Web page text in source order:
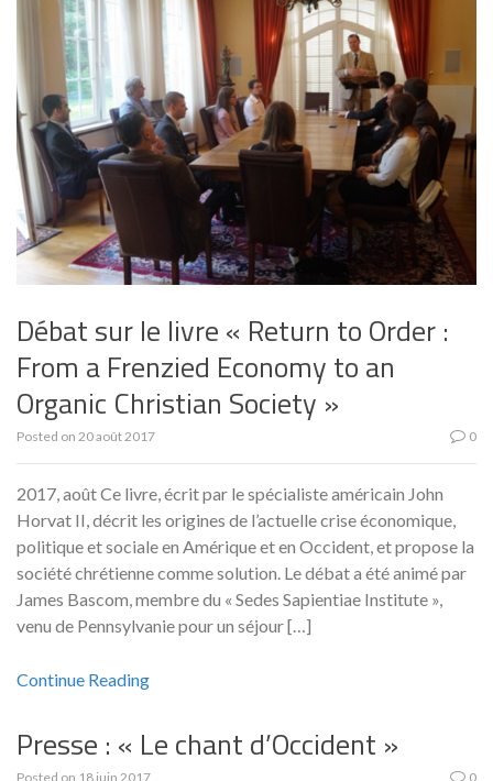
Débat sur le livre « Return to Order :
From a Frenzied Economy to an
Organic Christian Society »
Posted on 20 août 2017 0
2017, août Ce livre, écrit par le spécialiste américain John
Horvat II, décrit les origines de l’actuelle crise économique,
politique et sociale en Amérique et en Occident, et propose la
société chrétienne comme solution. Le débat a été animé par
James Bascom, membre du « Sedes Sapientiae Institute »,
venu de Pennsylvanie pour un séjour […]
Continue Reading
Presse : « Le chant d’Occident »
Posted on 18 juin 2017 0